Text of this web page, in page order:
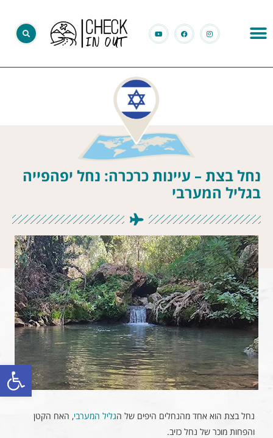
פתח
נחל בצת – עיינות כרכרה: נחל יפהפייה
בגליל המערבי
נחל בצת הוא אחד מהנחלים היפים של הגליל המערבי, האח הקטן
והפחות מוכר של נחל כזיב.